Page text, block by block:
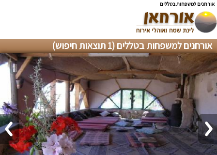
אורחנים למשפחות בטללים
אורחנים למשפחות בטללים (1 תוצאות חיפוש)